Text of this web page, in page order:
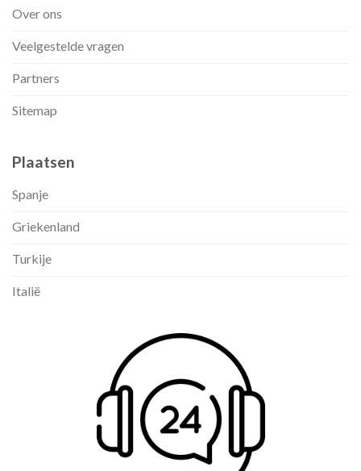
Over ons
Veelgestelde vragen
Partners
Sitemap
Plaatsen
Spanje
Griekenland
Turkije
Italië